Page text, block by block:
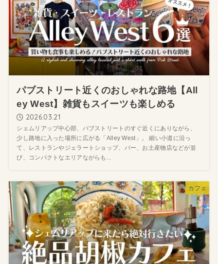
パブストリート近くのおしゃれな路地【All
ey West】雑貨もスイーツも楽しめる
2026.03.21
シェムリアップ中心部、パブストリートのすぐ近くにありながら、
少し路地に入った場所に広がる「Alley West」。 細い小道に沿っ
て、レストランやジェラートショップ、バー、お土産物店などが並
び、コンパクトなエリアながらも...
カフェ